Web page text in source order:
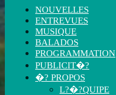
NOUVELLES
ENTREVUES
MUSIQUE
BALADOS
PROGRAMMATION
PUBLICIT�?
�? PROPOS
L?�?QUIPE